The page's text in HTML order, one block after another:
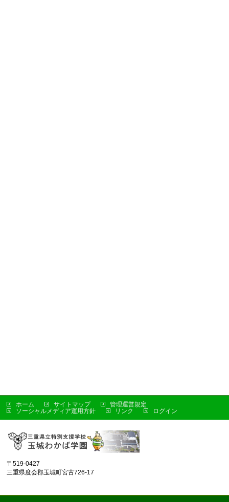
ホーム サイトマップ
管理運営規定
ソーシャルメディア運用方針
リンク ログイン
〒519-0427
三重県度会郡玉城町宮古726-17